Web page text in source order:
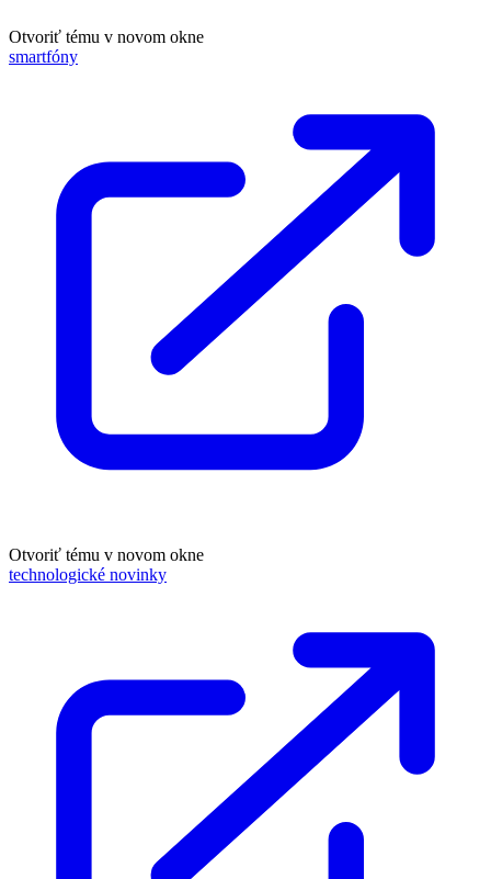
Otvoriť tému v novom okne
smartfóny
Otvoriť tému v novom okne
technologické novinky